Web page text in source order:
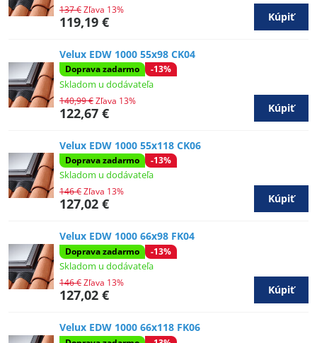
119,19 €
137 €Zľava 13%
Kúpiť
Velux EDW 1000 55x98 CK04
Doprava zadarmo -13%
Skladom u dodávateľa
122,67 €
140,99 €Zľava 13%
Kúpiť
Velux EDW 1000 55x118 CK06
Doprava zadarmo -13%
Skladom u dodávateľa
127,02 €
146 €Zľava 13%
Kúpiť
Velux EDW 1000 66x98 FK04
Doprava zadarmo -13%
Skladom u dodávateľa
127,02 €
146 €Zľava 13%
Kúpiť
Velux EDW 1000 66x118 FK06